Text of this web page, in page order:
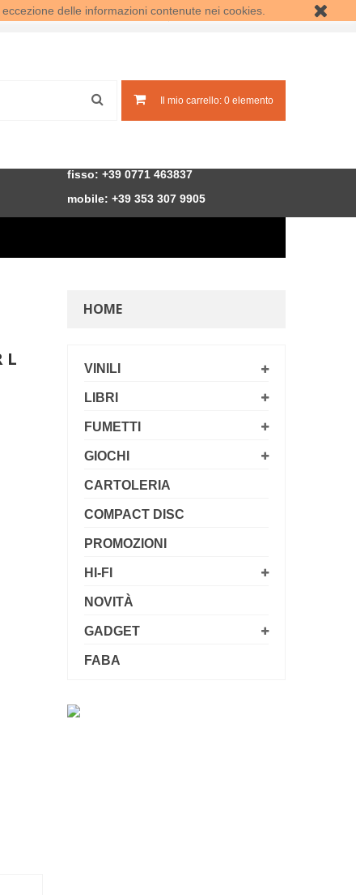
delle informazioni contenute nei cookies.
Accedi Crea un account
Il mio carrello: 0 elemento
fisso: +39 0771 463837
mobile: +39 353 307 9905
L
HOME
VINILI
LIBRI
FUMETTI
GIOCHI
CARTOLERIA
COMPACT DISC
PROMOZIONI
HI-FI
NOVITÀ
GADGET
FABA